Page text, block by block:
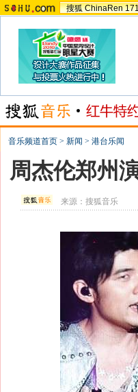
搜狐 ChinaRen
音乐频道首页 > 新闻 > 港台乐闻
周杰伦郑州
来源：搜狐音乐